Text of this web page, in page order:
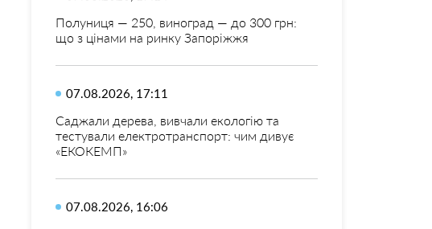
Полуниця — 250, виноград — до 300 грн:
що з цінами на ринку Запоріжжя
07.08.2026, 17:11
Саджали дерева, вивчали екологію та
тестували електротранспорт: чим дивує
«ЕКОКЕМП»
07.08.2026, 16:06